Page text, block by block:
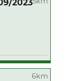
2023
6km